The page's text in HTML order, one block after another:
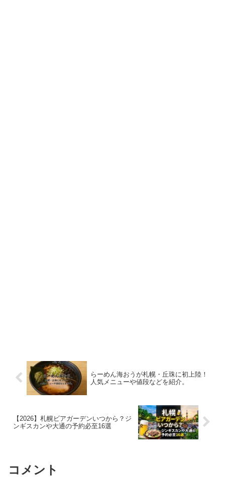
らーめん海おうが札幌・丘珠に初上陸！
人気メニューや値段などを紹介。
【2026】札幌ビアガーデンいつから？ジ
ンギスカンや大通の予約必至16選
コメント